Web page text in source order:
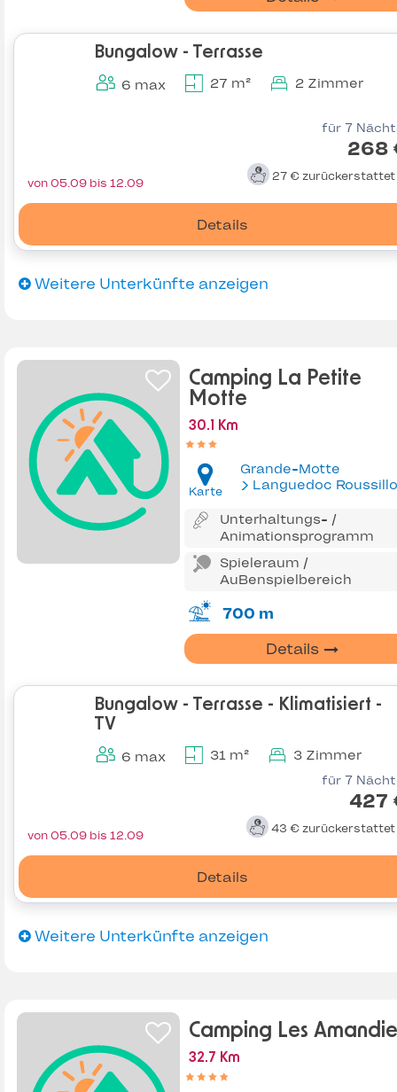
Bungalow - Terrasse
6 max 27 m² 2 Zimmer
für 7
268
27 € zurückerstattet
Details
von 05.09 bis 12.09
Weitere Unterkünfte anzeigen
Camping La Petite
Motte
30.1 Km
Karte
Grande-Motte
Languedoc
Unterhaltungs- /
Animationsprogramm
Spieleraum /
AuBenspielbereich
700 m
Details
Bungalow - Terrasse - Klimatisiert -
TV
6 max 31 m² 3 Zimmer
für 7
427
43 € zurückerstattet
Details
von 05.09 bis 12.09
Weitere Unterkünfte anzeigen
Camping Les
32.7 Km